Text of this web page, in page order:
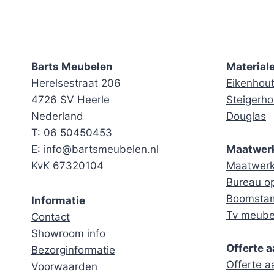
Barts Meubelen
Herelsestraat 206
4726 SV Heerle
Nederland
T: 06 50450453
E: info@bartsmeubelen.nl
KvK 67320104
Informatie
Contact
Showroom info
Bezorginformatie
Voorwaarden
Eikenhout
Douglas
Bureau
Tv
Offerte
Offerte